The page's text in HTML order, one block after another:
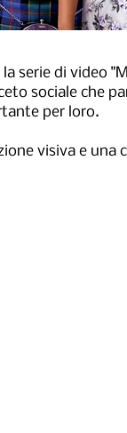
serie di video
sociale che
per loro.
visiva e una